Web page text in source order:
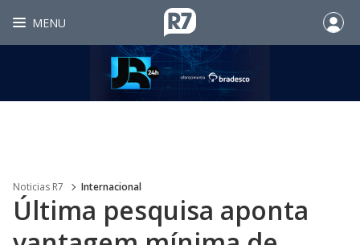
MENU
Noticias R7 Internacional
Última pesquisa aponta